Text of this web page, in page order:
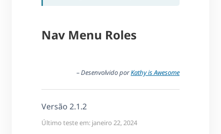
Nav Menu Roles
– Desenvolvido porKathy is Awesome
Versão 2.1.2
Último teste em: janeiro 22, 2024